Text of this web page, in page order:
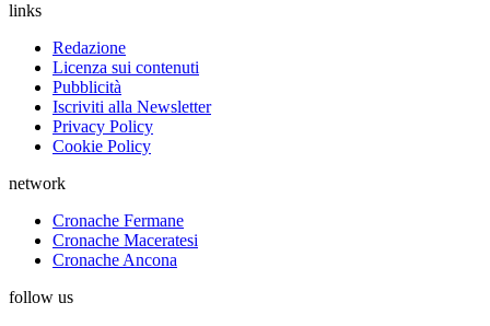
links
Redazione
Licenza sui contenuti
Pubblicità
Iscriviti alla Newsletter
Privacy Policy
Cookie Policy
network
Cronache Fermane
Cronache Maceratesi
Cronache Ancona
follow us